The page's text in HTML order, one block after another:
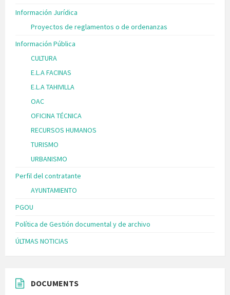
Información Jurídica
Proyectos de reglamentos o de ordenanzas
Información Pública
CULTURA
E.L.A FACINAS
E.L.A TAHIVILLA
OAC
OFICINA TÉCNICA
RECURSOS HUMANOS
TURISMO
URBANISMO
Perfil del contratante
AYUNTAMIENTO
PGOU
Política de Gestión documental y de archivo
ÚLTMAS NOTICIAS
DOCUMENTS